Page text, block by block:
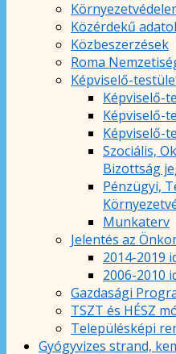
Közérdekű
Közbeszerzések
Roma
Képviselő-
Képviselő-
Képviselő-
Képviselő-
Szociális,
Bizottság
Pénzügyi,
Munkaterv
Jelentés az
2014-2019
2006-2010
Gazdasági
TSZT és HÉSZ
Településképi
Gyógyvizes strand,